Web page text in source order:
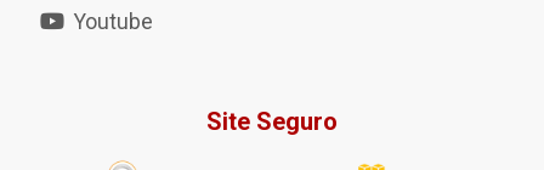
Youtube
Site Seguro